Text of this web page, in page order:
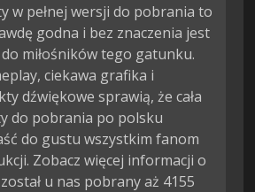
w pełnej wersji do pobrania to
godna i bez znaczenia jest
miłośników tego gatunku.
ciekawa grafika i
dźwiękowe sprawią, że cała
do pobrania po polsku
do gustu wszystkim fanom
Zobacz więcej informacji o
u nas pobrany aż 4155